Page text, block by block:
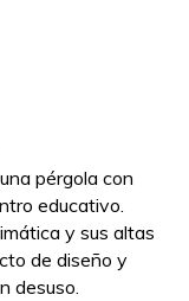
pérgola con
educativo.
y sus altas
de diseño y
desuso.